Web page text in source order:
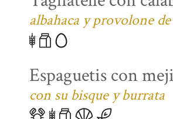
albahaca y provolone
Espaguetis con
con su bisque y burrata